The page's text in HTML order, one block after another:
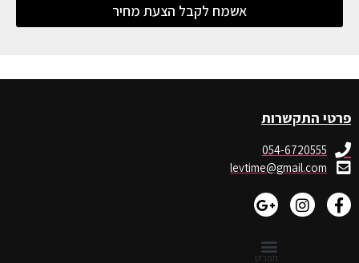
אשמח לקבל הצעת מחיר
פרטי התקשרות
054-6720555
levtime@gmail.com